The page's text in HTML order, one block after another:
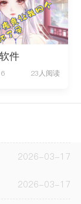
件
23人阅读
2026-03-17
2026-03-17